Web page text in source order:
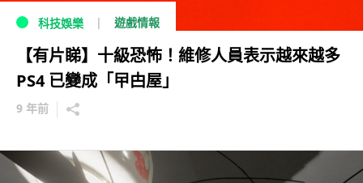
科技娛樂 遊戲情報
【有片睇】十級恐怖！維修人員表示越來越多
PS4 已變成「曱甴屋」
9 年前